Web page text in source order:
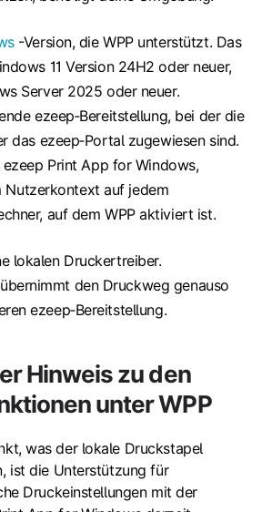
-Version, die WPP unterstützt. Das
11 Version 24H2 oder neuer,
Server 2025 oder neuer.
ezeep‑Bereitstellung, bei der die
das ezeep‑Portal zugewiesen sind.
ezeep Print App for Windows,
Nutzerkontext auf jedem
auf dem WPP aktiviert ist.
lokalen Druckertreiber.
den Druckweg genauso
ezeep‑Bereitstellung.
Hinweis zu den
unter WPP
was der lokale Druckstapel
ist die Unterstützung für
Druckeinstellungen mit der